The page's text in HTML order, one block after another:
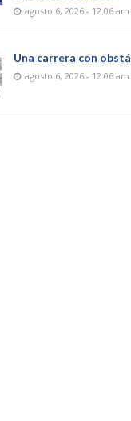
agosto 6, 2026 - 12:06 am
Una carrera con
agosto 6, 2026 - 12:06 am